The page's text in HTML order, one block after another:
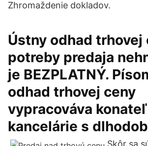
Zhromaždenie dokladov.
Ústny odhad trhovej
potreby predaja
je BEZPLATNÝ.
odhad trhovej ceny
vypracováva
kancelárie s
Skôr sa